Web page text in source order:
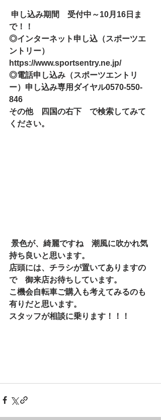
で！！
◎インターネット申し込（スポーツエ
ントリー）
https://www.sportsentry.ne.jp/
◎電話申し込み（スポーツエントリ
ー）申し込み専用ダイヤル0570-550-
846
その他　四国の右下　で検索してみて
ください。
持ち良いと思います。
店頭には、チラシが置いてありますの
で　御来店お待ちしています。
こ機会自転車ご購入も考えてみるのも
有りだと思います。
スタッフが相談に乗ります！！！